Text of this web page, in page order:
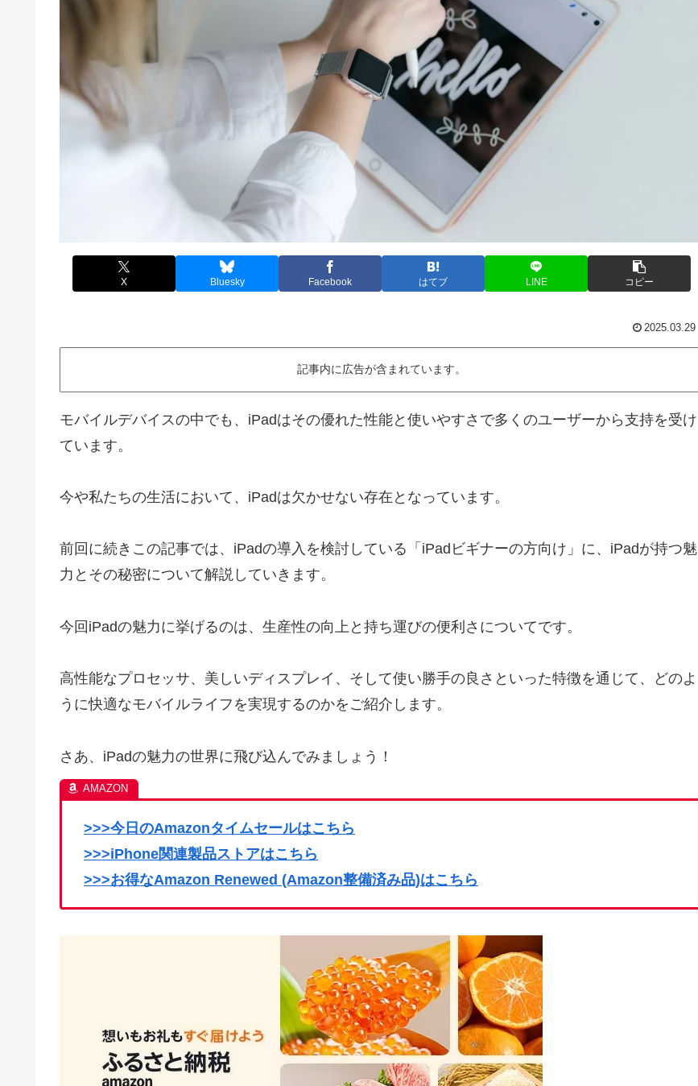
X Bluesky Facebook はてブ LINE コピー
2025.03.29
記事内に広告が含まれています。
モバイルデバイスの中でも、iPadはその優れた性能と使いやすさで多くのユーザーから支持を受け
ています。
今や私たちの生活において、iPadは欠かせない存在となっています。
前回に続きこの記事では、iPadの導入を検討している「iPadビギナーの方向け」に、iPadが持つ魅
力とその秘密について解説していきます。
今回iPadの魅力に挙げるのは、生産性の向上と持ち運びの便利さについてです。
高性能なプロセッサ、美しいディスプレイ、そして使い勝手の良さといった特徴を通じて、どのよ
うに快適なモバイルライフを実現するのかをご紹介します。
さあ、iPadの魅力の世界に飛び込んでみましょう！
>>>今日のAmazonタイムセールはこちら
>>>iPhone関連製品ストアはこちら
>>>お得なAmazon Renewed (Amazon整備済み品)はこちら